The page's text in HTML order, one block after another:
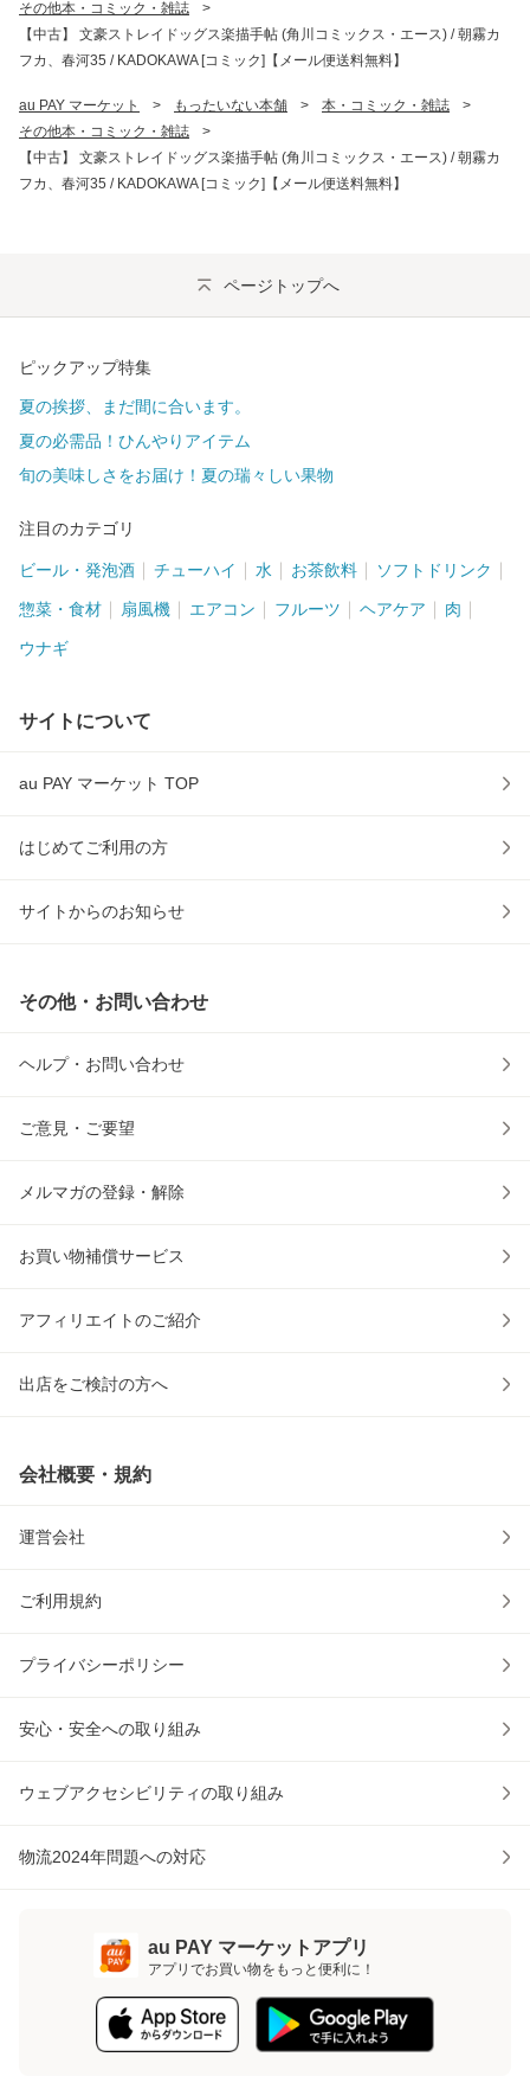
その他本・コミック・雑誌
>
【中古】 文豪ストレイドッグス楽描手帖 (角川コミックス・エース) / 朝霧カ
フカ、春河35 / KADOKAWA [コミック]【メール便送料無料】
au PAY マーケット > もったいない本舗 > 本・コミック・雑誌
>
その他本・コミック・雑誌
>
【中古】 文豪ストレイドッグス楽描手帖 (角川コミックス・エース) / 朝霧カ
フカ、春河35 / KADOKAWA [コミック]【メール便送料無料】
ページトップへ
ピックアップ特集
夏の挨拶、まだ間に合います。
夏の必需品！ひんやりアイテム
旬の美味しさをお届け！夏の瑞々しい果物
注目のカテゴリ
ビール・発泡酒 チューハイ 水 お茶飲料 ソフトドリンク
惣菜・食材 扇風機 エアコン フルーツ ヘアケア 肉
ウナギ
サイトについて
au PAY マーケット TOP
はじめてご利用の方
サイトからのお知らせ
その他・お問い合わせ
ヘルプ・お問い合わせ
ご意見・ご要望
メルマガの登録・解除
お買い物補償サービス
アフィリエイトのご紹介
出店をご検討の方へ
会社概要・規約
運営会社
ご利用規約
プライバシーポリシー
安心・安全への取り組み
ウェブアクセシビリティの取り組み
物流2024年問題への対応
au PAY マーケットアプリ
アプリでお買い物をもっと便利に！